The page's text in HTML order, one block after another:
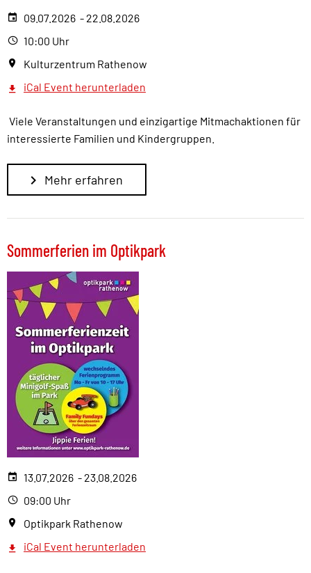
09.07.2026 - 22.08.2026
10:00 Uhr
Kulturzentrum Rathenow
iCal Event herunterladen
Viele Veranstaltungen und einzigartige Mitmachaktionen für
interessierte Familien und Kindergruppen.
Mehr erfahren
Sommerferien im Optikpark
13.07.2026 - 23.08.2026
09:00 Uhr
Optikpark Rathenow
iCal Event herunterladen